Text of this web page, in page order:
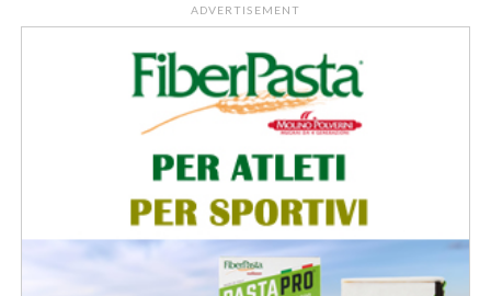
ADVERTISEMENT